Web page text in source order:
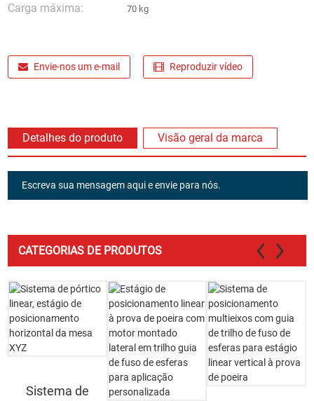
Carga máxima: 70 kg
Envie-nos um e-mail Reproduzir vídeo
Detalhes do produto Visão geral da marca
Escreva sua mensagem aqui e envie para nós.
CATEGORIAS DE PRODUTOS
Sistema de